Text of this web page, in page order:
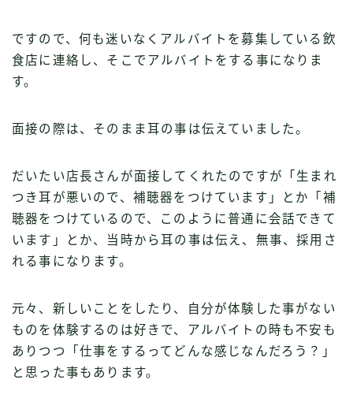
ですので、何も迷いなくアルバイトを募集している飲
食店に連絡し、そこでアルバイトをする事になりま
す。
面接の際は、そのまま耳の事は伝えていました。
だいたい店長さんが面接してくれたのですが「生まれ
つき耳が悪いので、補聴器をつけています」とか「補
聴器をつけているので、このように普通に会話できて
います」とか、当時から耳の事は伝え、無事、採用さ
れる事になります。
元々、新しいことをしたり、自分が体験した事がない
ものを体験するのは好きで、アルバイトの時も不安も
ありつつ「仕事をするってどんな感じなんだろう？」
と思った事もあります。